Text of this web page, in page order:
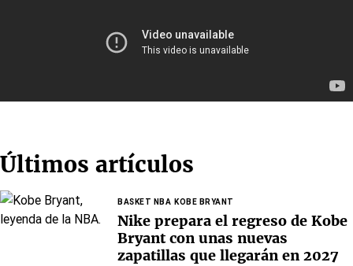
Últimos artículos
BASKET NBA KOBE BRYANT
Nike prepara el regreso de Kobe
Bryant con unas nuevas
zapatillas que llegarán en 2027